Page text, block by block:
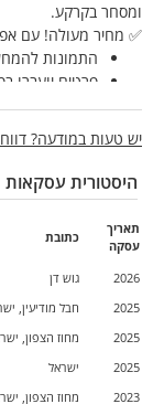
ומסחר בקרקע.
✅ מחיר מעולה! עם
התמונות
פרטים יועברו
מרכז הנדל"ן למסחר -
חדשים), ונשמח
יש טעות במודעה?
היסטורית עסקאות
תאריך
עסקה
כתובת
2026
גוש דן
2025
חבל מודיעין,
2025
מחוז הצפון,
2025
ישראל
2023
מחוז הצפון,